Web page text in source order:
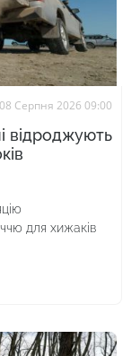
08 Серпня 2026 09:00
відроджують
для хижаків